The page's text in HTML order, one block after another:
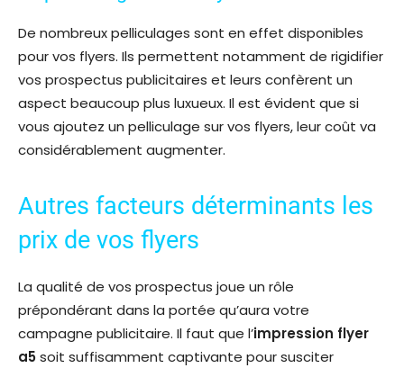
De nombreux pelliculages sont en effet disponibles
pour vos flyers. Ils permettent notamment de rigidifier
vos prospectus publicitaires et leurs confèrent un
aspect beaucoup plus luxueux. Il est évident que si
vous ajoutez un pelliculage sur vos flyers, leur coût va
considérablement augmenter.
Autres facteurs déterminants les
prix de vos flyers
La qualité de vos prospectus joue un rôle
prépondérant dans la portée qu’aura votre
campagne publicitaire. Il faut que l’impression flyer
a5soit suffisamment captivante pour susciter